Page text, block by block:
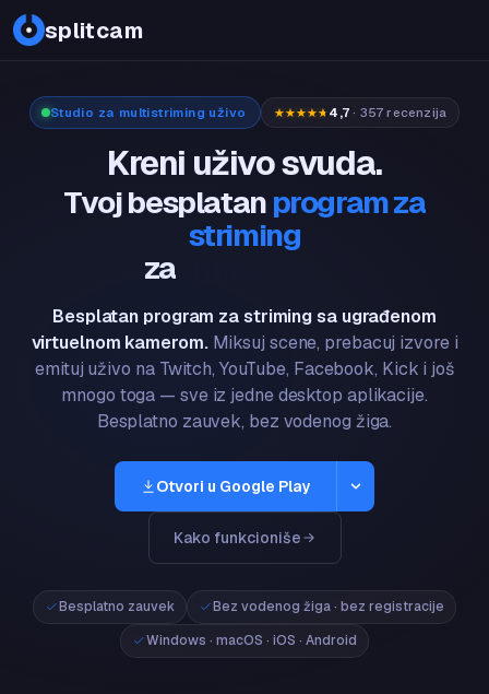
PDF splitcam
Studio za multistriming uživo 4,7 · 357 recenzija
Kreni uživo svuda.
Tvoj besplatanprogram za
striming
za
Besplatan program za striming sa ugrađenom
virtuelnom kamerom.Miksuj scene, prebacuj izvore i
emituj uživo na Twitch, YouTube, Facebook, Kick i još
mnogo toga — sve iz jedne desktop aplikacije.
Besplatno zauvek, bez vodenog žiga.
Otvori u Google Play
Windows
Mac
macOS 13+ · Apple Silicon
App Store
Kako funkcioniše
Besplatno zauvek
Bez vodenog žiga · bez registracije
Windows · macOS · iOS · Android